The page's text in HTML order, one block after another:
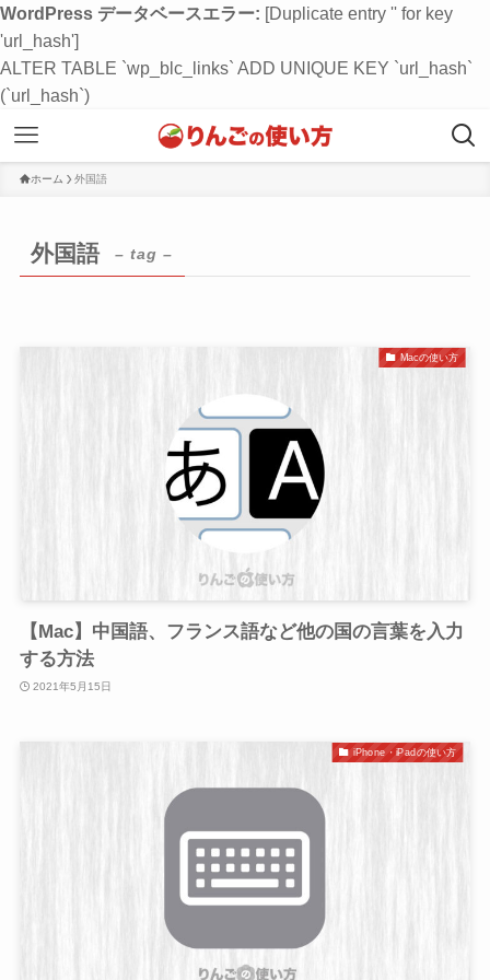
WordPress データベースエラー: [Duplicate entry '' for key
'url_hash']
ALTER TABLE `wp_blc_links` ADD UNIQUE KEY `url_hash`
(`url_hash`)
ホーム 外国語
外国語 – tag –
Macの使い方
【Mac】中国語、フランス語など他の国の言葉を入力
する方法
2021年5月15日
iPhone・iPadの使い方